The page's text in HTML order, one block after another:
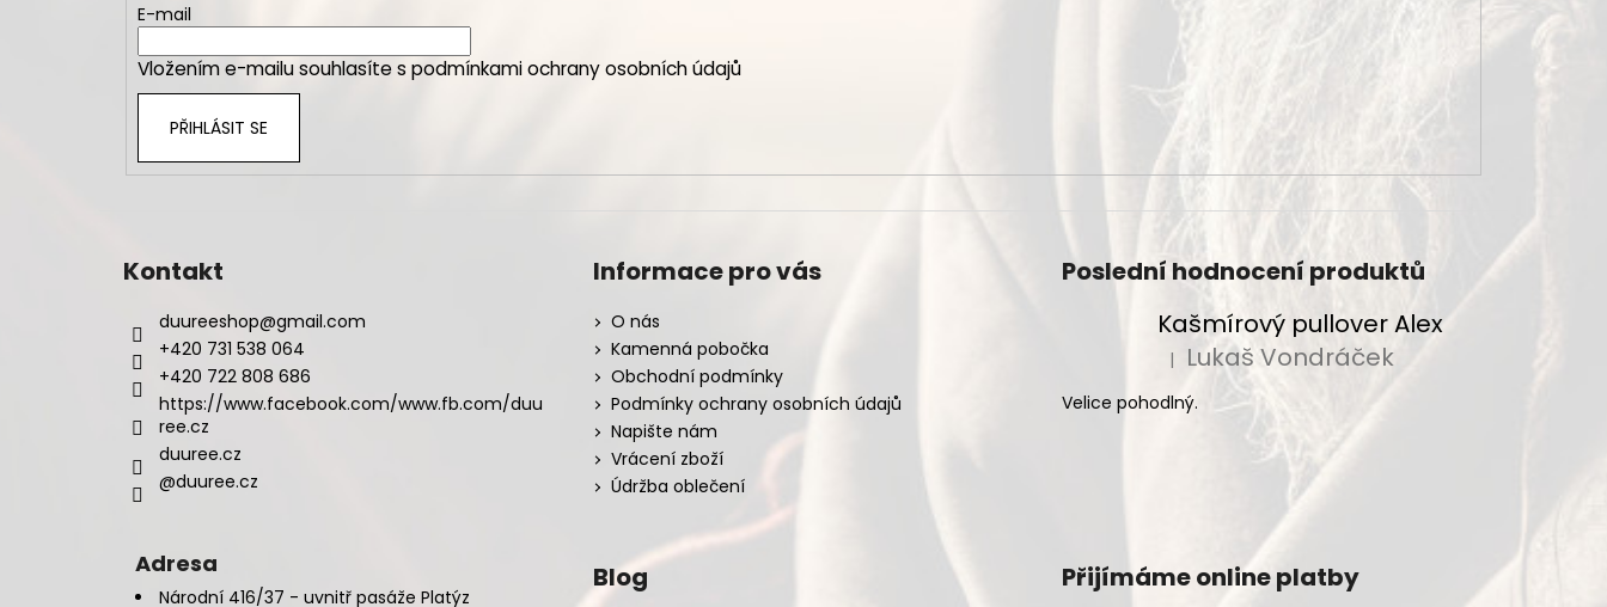
E-mail
Vložením e-mailu souhlasíte s podmínkami ochrany osobních údajů
PŘIHLÁSIT SE
Kontakt
duureeshop@gmail.com
+420 731 538 064
+420 722 808 686
https://www.facebook.com/www.fb.com/duu
ree.cz
duuree.cz
@duuree.cz
Informace pro vás
O nás
Kamenná pobočka
Obchodní podmínky
Podmínky ochrany osobních údajů
Napište nám
Vrácení zboží
Údržba oblečení
Poslední hodnocení produktů
Kašmírový pullover Alex
Hodnocení produktu je 5 z 5 hvězdiček.
| Lukaš Vondráček
Velice pohodlný.
Adresa
Národní 416/37 - uvnitř pasáže Platýz
Blog Přijímáme online platby